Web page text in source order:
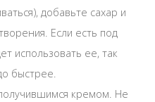
добавьте сахар и
Если есть под
использовать ее, так
быстрее.
кремом. Не